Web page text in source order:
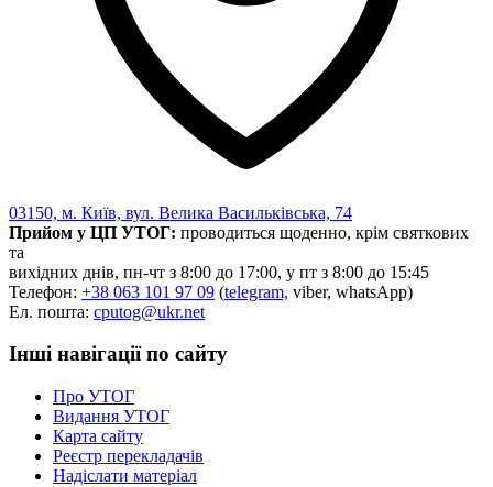
03150, м. Київ, вул. Велика Васильківська, 74
Прийом у ЦП УТОГ: проводиться щоденно, крім святкових
та
вихідних днів, пн-чт з 8:00 до 17:00, у пт з 8:00 до 15:45
Телефон: +38 063 101 97 09 (telegram, viber, whatsApp)
Ел. пошта: cputog@ukr.net
Інші навігації по сайту
Про УТОГ
Видання УТОГ
Карта сайту
Реєстр перекладачів
Надіслати матеріал